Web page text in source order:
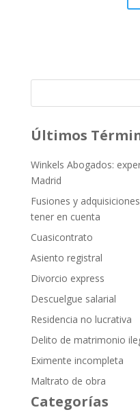
Últimos
Winkels Abogados:
Madrid
Fusiones y
tener en cuenta
Cuasicontrato
Asiento registral
Divorcio express
Descuelgue salarial
Residencia no lucrativa
Delito de matrimonio
Eximente incompleta
Maltrato de obra
Categorías